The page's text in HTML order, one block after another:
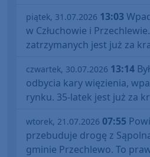
piątek, 31.07.2026 13:03
w Człuchowie i
zatrzymanych jest już za
czwartek, 30.07.2026 13:14
odbycia kary więzienia,
rynku. 35-latek jest już za
wtorek, 21.07.2026 07:55
przebuduje drogę z
gminie Przechlewo. To